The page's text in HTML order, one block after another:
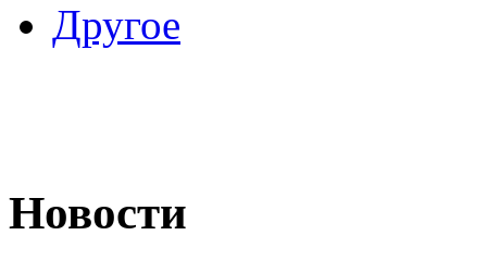
Другое
Новости